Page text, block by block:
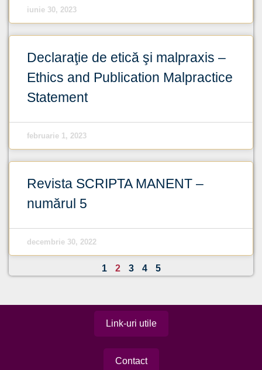
iunie 30, 2023
Declaraţie de etică şi malpraxis –
Ethics and Publication Malpractice
Statement
februarie 1, 2023
Revista SCRIPTA MANENT –
numărul 5
decembrie 30, 2022
1 2 3 4 5
Link-uri utile
Contact